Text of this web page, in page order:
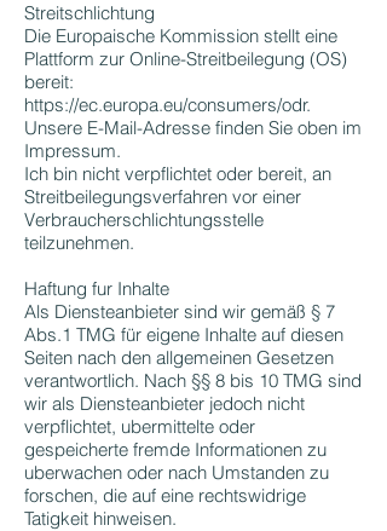
Streitschlichtung
Die Europaische Kommission stellt eine
Plattform zur Online-Streitbeilegung (OS)
bereit:
https://ec.europa.eu/consumers/odr.
Unsere E-Mail-Adresse finden Sie oben im
Impressum.
Ich bin nicht verpflichtet oder bereit, an
Streitbeilegungsverfahren vor einer
Verbraucherschlichtungsstelle
teilzunehmen.
Haftung fur Inhalte
Als Diensteanbieter sind wir gemäß § 7
Abs.1 TMG für eigene Inhalte auf diesen
Seiten nach den allgemeinen Gesetzen
verantwortlich. Nach §§ 8 bis 10 TMG sind
wir als Diensteanbieter jedoch nicht
verpflichtet, ubermittelte oder
gespeicherte fremde Informationen zu
uberwachen oder nach Umstanden zu
forschen, die auf eine rechtswidrige
Tatigkeit hinweisen.